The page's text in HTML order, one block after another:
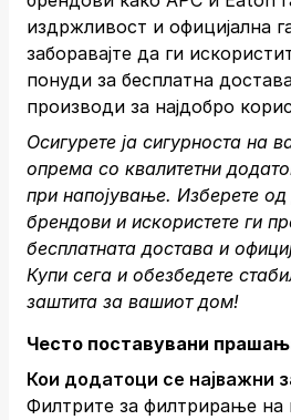
издржливост и официјална
заборавајте да ги
понуди за бесплатна
производи за најдобро
Осигурете ја сигурноста на
опрема со квалитетни
при напојување. Изберете
брендови и искористете ги
бесплатната достава и
Купи сега и обезбедете
заштита за вашиот дом!
Често поставувани
Кои додатоци се најважни
Филтрите за филтрирање